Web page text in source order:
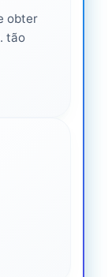
obter
tão